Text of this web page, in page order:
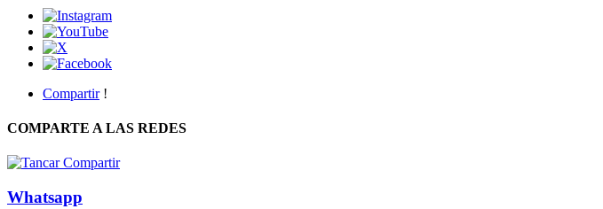
Compartir !
COMPARTE A LAS REDES
Whatsapp